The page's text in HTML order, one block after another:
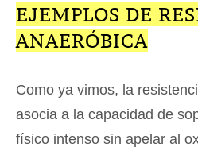
EJEMPLOS DE
ANAERÓBICA
Como ya vimos, la
asocia a la capacidad de
físico intenso sin apelar al